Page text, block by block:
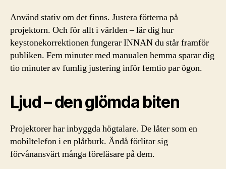
Använd stativ om det finns. Justera fötterna på
projektorn. Och för allt i världen – lär dig hur
keystonekorrektionen fungerar INNAN du står framför
publiken. Fem minuter med manualen hemma sparar dig
tio minuter av fumlig justering inför femtio par ögon.
Ljud – den glömda biten
Projektorer har inbyggda högtalare. De låter som en
mobiltelefon i en plåtburk. Ändå förlitar sig
förvånansvärt många föreläsare på dem.